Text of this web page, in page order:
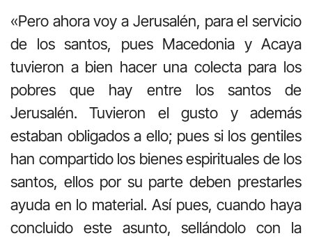
«Pero ahora voy a Jerusalén, para el servicio
de los santos, pues Macedonia y Acaya
tuvieron a bien hacer una colecta para los
pobres que hay entre los santos de
Jerusalén. Tuvieron el gusto y además
estaban obligados a ello; pues si los gentiles
han compartido los bienes espirituales de los
santos, ellos por su parte deben prestarles
ayuda en lo material. Así pues, cuando haya
concluido este asunto, sellándolo con la